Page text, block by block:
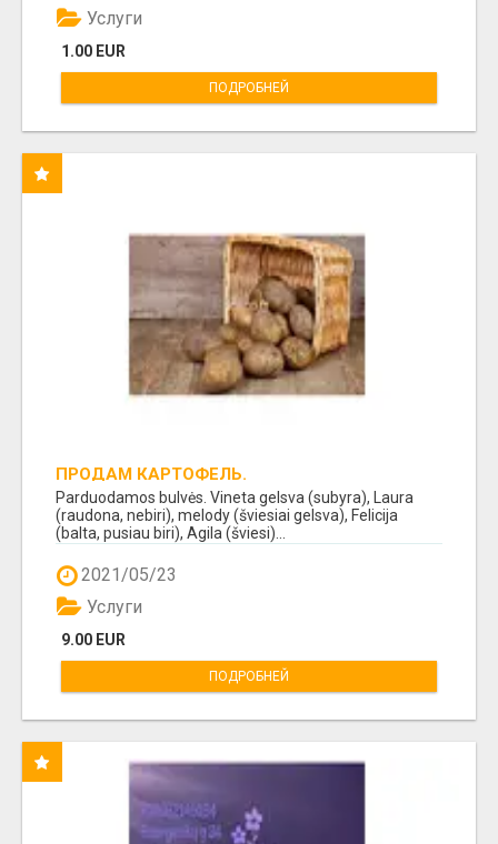
1.00 EUR
Услуги
ПОДРОБНЕЙ
ПРОДАМ КАРТОФЕЛЬ.
Parduodamos bulvės. Vineta gelsva (subyra), Laura
(raudona, nebiri), melody (šviesiai gelsva), Felicija
(balta, pusiau biri), Agila (šviesi)...
2021/05/23
9.00 EUR
Услуги
ПОДРОБНЕЙ